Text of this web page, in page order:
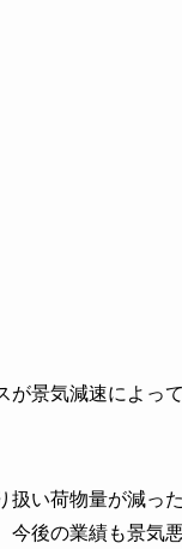
が景気減速によっ
扱い荷物量が減っ
今後の業績も景気